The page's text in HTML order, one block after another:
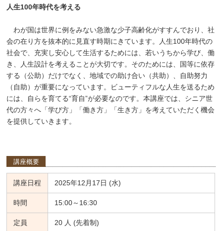
人生100年時代を考える
わが国は世界に例をみない急激な少子高齢化がすすんでおり、社
会の在り方を抜本的に見直す時期にきています。人生100年時代の
社会で、充実し安心して生活するためには、若いうちから学び、働
き、人生設計を考えることが大切です。そのためには、国等に依存
する（公助）だけでなく、地域での助け合い（共助）、自助努力
（自助）が重要になっています。ビューティフルな人生を送るため
には、自らを育てる“育自”が必要なのです。本講座では、シニア世
代の方々へ「学び方」「働き方」「生き方」を考えていただく機会
を提供していきます。
講座概要
講座日程 2025年12月17日 (水)
時間 15:00～16:30
定員 20 人 (先着制)